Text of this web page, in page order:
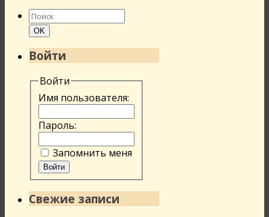
Найти:
Поиск
OK
Войти
Войти
Имя пользователя:
Пароль:
Запомнить меня
Войти
Свежие записи